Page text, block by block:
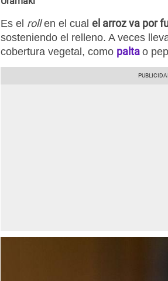
Es el rollen el cual el arroz va por
sosteniendo el relleno. A veces
cobertura vegetal, como palta o